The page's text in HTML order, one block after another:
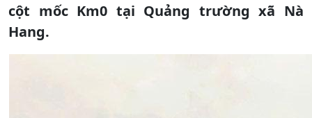
cột mốc Km0 tại Quảng trường xã Nà
Hang.